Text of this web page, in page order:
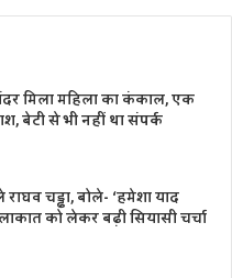
मिला महिला का कंकाल, एक
बेटी से भी नहीं था संपर्क
चड्ढा, बोले- ‘हमेशा याद
को लेकर बढ़ी सियासी चर्चा